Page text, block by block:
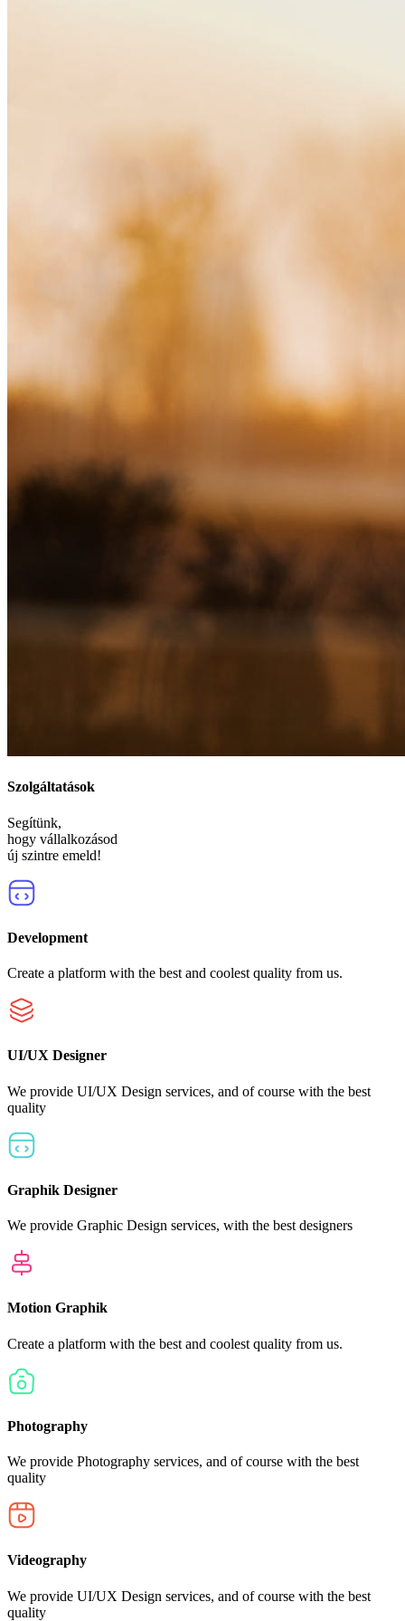
Szolgáltatások
Segítünk,
hogy vállalkozásod
új szintre emeld!
Development
Create a platform with the best and coolest quality from us.
UI/UX Designer
We provide UI/UX Design services, and of course with the best
quality
Graphik Designer
We provide Graphic Design services, with the best designers
Motion Graphik
Create a platform with the best and coolest quality from us.
Photography
We provide Photography services, and of course with the best
quality
Videography
We provide UI/UX Design services, and of course with the best
quality